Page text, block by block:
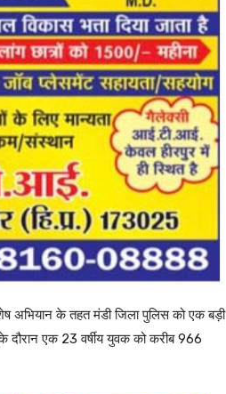
अभियान के तहत मंडी जिला पुलिस को एक बड़ी
दौरान एक 23 वर्षीय युवक को करीब 966